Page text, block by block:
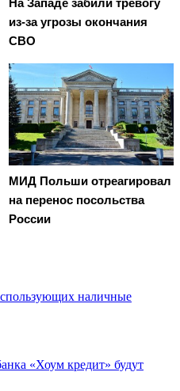
На Западе забили тревогу
из-за угрозы окончания
СВО
МИД Польши отреагировал
на перенос посольства
России
наличные
«Хоум кредит» будут